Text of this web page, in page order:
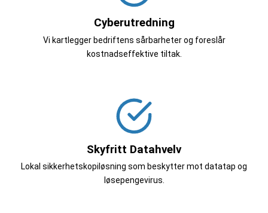
Cyberutredning
Vi kartlegger bedriftens sårbarheter og foreslår
kostnadseffektive tiltak.
Skyfritt Datahvelv
Lokal sikkerhetskopiløsning som beskytter mot datatap og
løsepengevirus.